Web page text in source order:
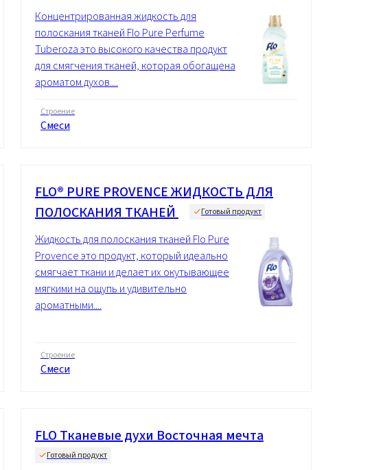
Концентрированная жидкость для
полоскания тканей Flo Pure Perfume
Tuberoza это высокого качества продукт
для смягчения тканей, которая обогащена
ароматом духов....
Строение
Смеси
FLO® PURE PROVENCE ЖИДКОСТЬ ДЛЯ
ПОЛОСКАНИЯ ТКАНЕЙ
Готовый продукт
Жидкость для полоскания тканей Flo Pure
Provence это продукт, который идеально
смягчает ткани и делает их окутывающее
мягкими на ощупь и удивительно
ароматными....
Строение
Смеси
FLO Тканевые духи Восточная мечта
Готовый продукт